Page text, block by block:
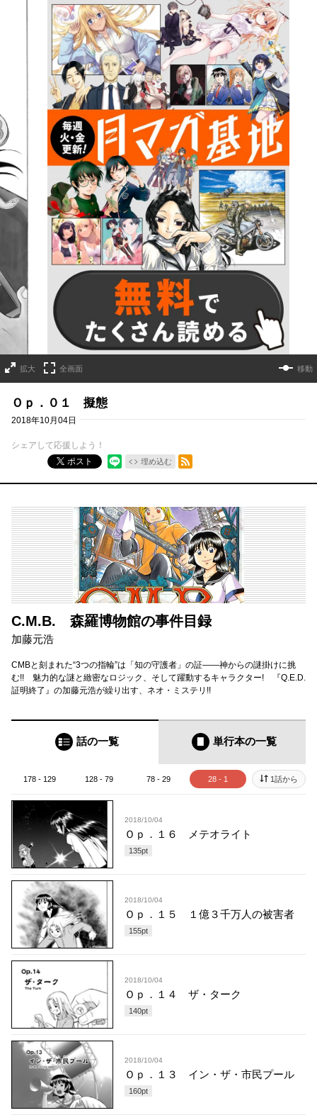
詳細ページへのリンク
拡大 全画面 移動
Ｏｐ．０１ 擬態
2018年10月04日
シェアして応援しよう！
ポスト
埋め込む
RSSフィード
C.M.B. 森羅博物館の事件目録
加藤元浩
CMBと刻まれた“3つの指輪”は「知の守護者」の証――神からの謎掛けに挑
む!! 魅力的な謎と緻密なロジック、そして躍動するキャラクター! 『Q.E.D.
証明終了』の加藤元浩が繰り出す、ネオ・ミステリ!!
話の一覧 単行本の一覧
178 - 129 128 - 79 78 - 29 28 - 1 1話から
2018/10/04
Ｏｐ．１６ メテオライト
135pt
2018/10/04
Ｏｐ．１５ １億３千万人の被害者
155pt
2018/10/04
Ｏｐ．１４ ザ・ターク
140pt
2018/10/04
Ｏｐ．１３ イン・ザ・市民プール
160pt